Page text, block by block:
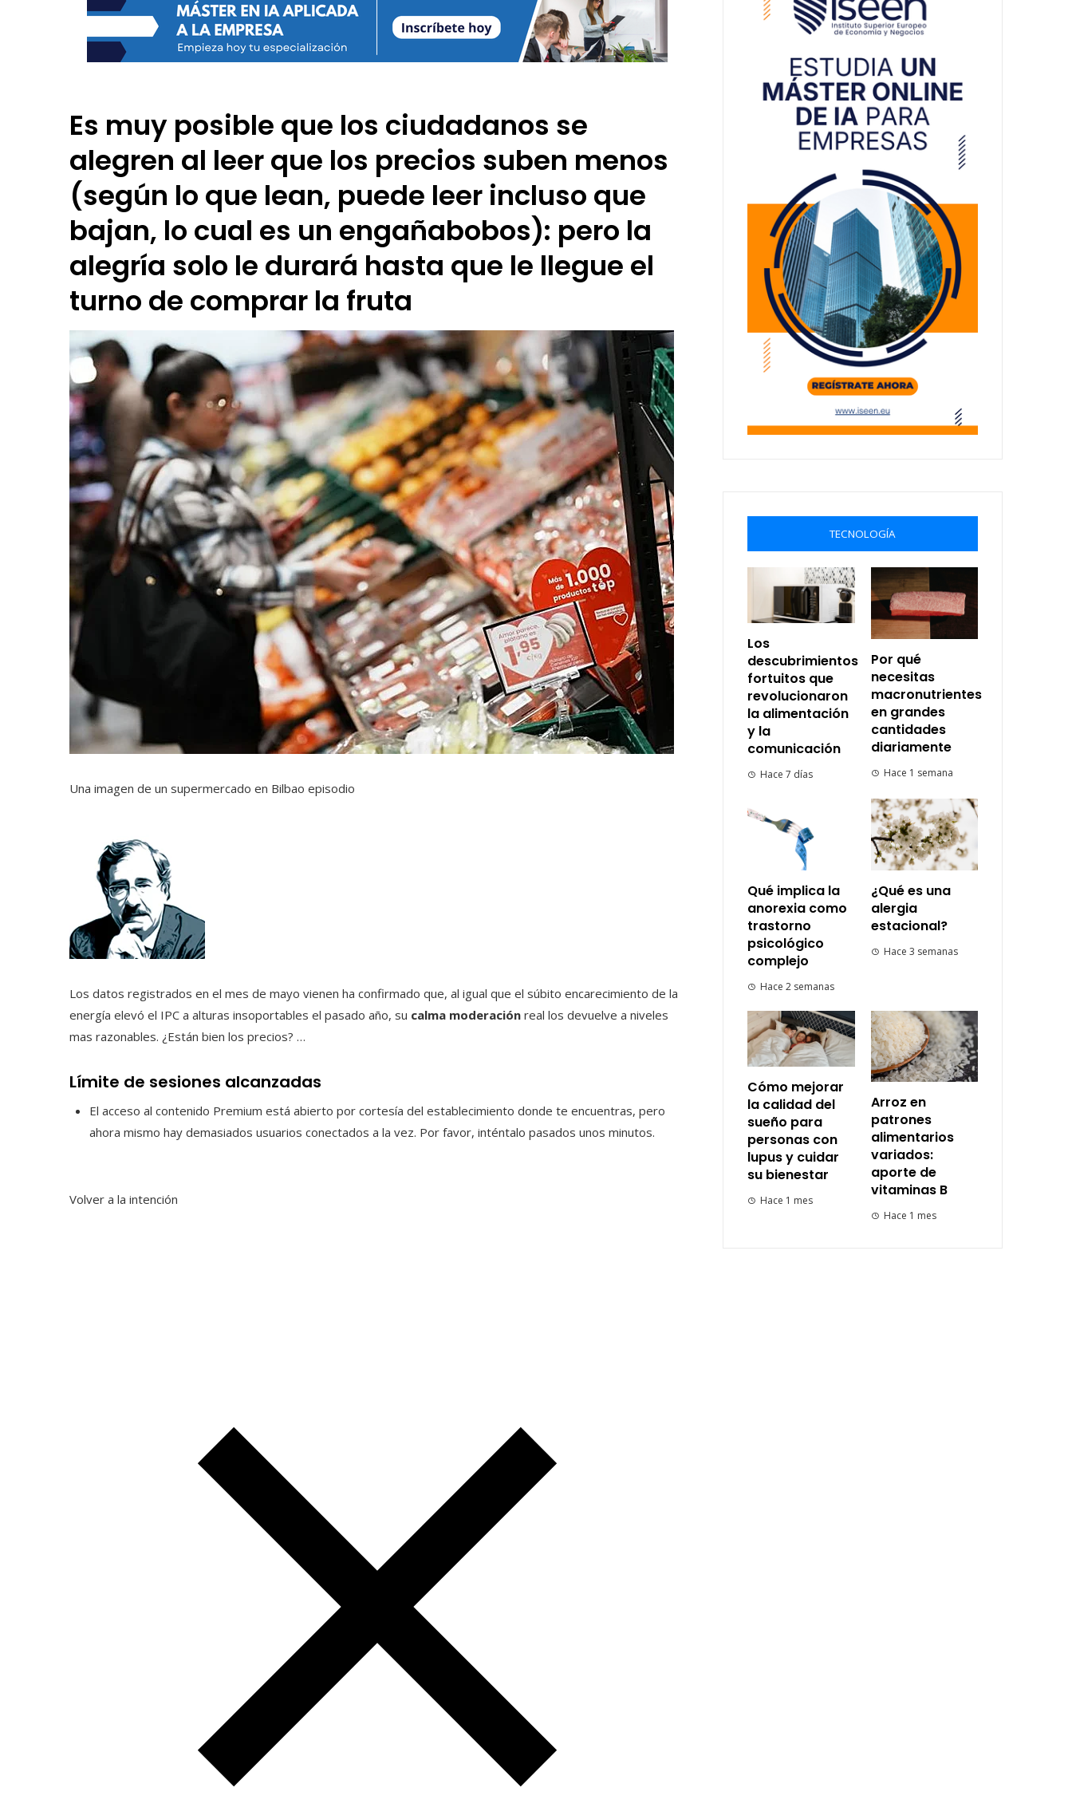
Es muy posible que los ciudadanos se
alegren al leer que los precios suben menos
(según lo que lean, puede leer incluso que
bajan, lo cual es un engañabobos): pero la
alegría solo le durará hasta que le llegue el
turno de comprar la fruta
Una imagen de un supermercado en Bilbao episodio
Los datos registrados en el mes de mayo vienen ha confirmado que, al igual que el súbito encarecimiento de la
energía elevó el IPC a alturas insoportables el pasado año, su calma moderación real los devuelve a niveles
mas razonables. ¿Están bien los precios? …
Límite de sesiones alcanzadas
El acceso al contenido Premium está abierto por cortesía del establecimiento donde te encuentras, pero
ahora mismo hay demasiados usuarios conectados a la vez. Por favor, inténtalo pasados ​​unos minutos.
Volver a la intención
TECNOLOGÍA
Los
descubrimientos
fortuitos que
revolucionaron
la alimentación
y la
comunicación
Hace 7 días
Por qué
necesitas
macronutrientes
en grandes
cantidades
diariamente
Hace 1 semana
Qué implica la
anorexia como
trastorno
psicológico
complejo
Hace 2 semanas
¿Qué es una
alergia
estacional?
Hace 3 semanas
Cómo mejorar
la calidad del
sueño para
personas con
lupus y cuidar
su bienestar
Hace 1 mes
Arroz en
patrones
alimentarios
variados:
aporte de
vitaminas B
Hace 1 mes